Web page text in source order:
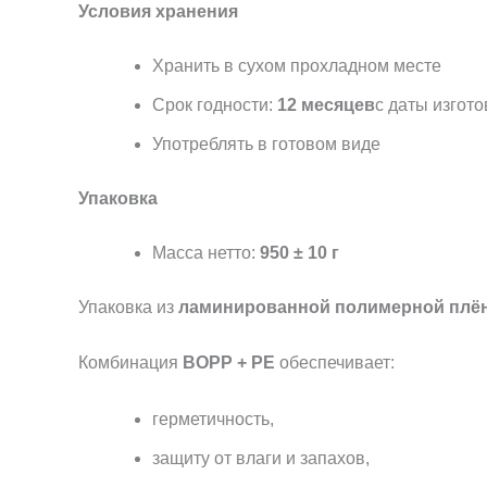
Условия хранения
Хранить в сухом прохладном месте
Срок годности: 12 месяцевс даты
Употреблять в готовом виде
Упаковка
Масса нетто: 950 ± 10 г
Упаковка из ламинированной полимерной
Комбинация BOPP + PE обеспечивает:
герметичность,
защиту от влаги и запахов,